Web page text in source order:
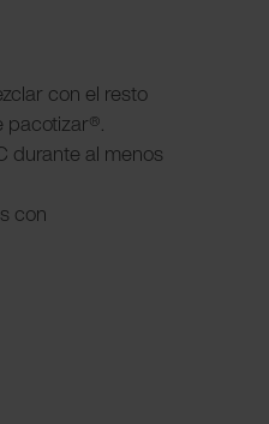
con el resto
pacotizar®.
durante al menos
con